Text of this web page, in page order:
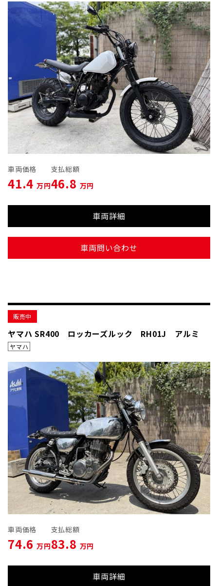
車両価格
41.4 万円
支払総額
46.8 万円
車両詳細
車両問い合わせ
販売中
ヤマハ SR400 ロッカーズルック RH01J アルミ
ヤマハ
車両価格
74.6 万円
支払総額
83.8 万円
車両詳細